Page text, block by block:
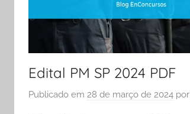
Edital PM SP 2024 PDF
Publicado em 28 de março de 2024 por